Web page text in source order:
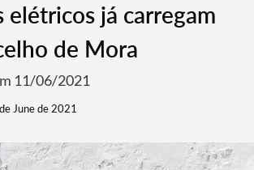
elétricos já carregam
de Mora
11/06/2021
June de 2021